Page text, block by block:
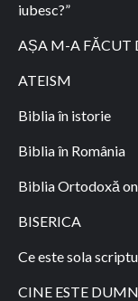
iubesc?”
AȘA M-A FĂCUT
ATEISM
Biblia în istorie
Biblia în România
Biblia Ortodoxă
BISERICA
Ce este sola
CINE ESTE